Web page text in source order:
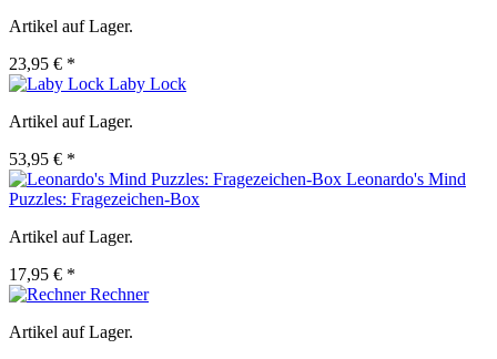
Artikel auf Lager.
23,95 € *
Laby Lock
Artikel auf Lager.
53,95 € *
Leonardo's Mind
Puzzles: Fragezeichen-Box
Artikel auf Lager.
17,95 € *
Rechner
Artikel auf Lager.